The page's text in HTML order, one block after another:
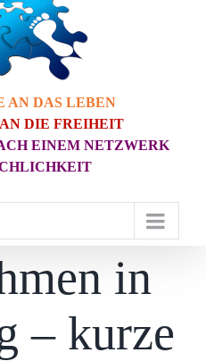
AN DAS LEBEN
DIE FREIHEIT
EINEM NETZWERK
in
– kurze